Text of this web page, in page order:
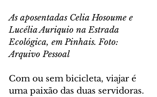
As aposentadas Celia Hosoume e
Lucélia Auriquio na Estrada
Ecológica, em Pinhais. Foto:
Arquivo Pessoal
Com ou sem bicicleta, viajar é
uma paixão das duas servidoras.